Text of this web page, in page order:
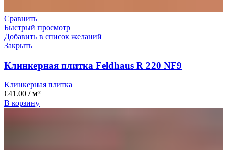
Сравнить
Быстрый просмотр
Добавить в список желаний
Закрыть
Клинкерная плитка Feldhaus R 220 NF9
Клинкерная плитка
€41.00 / м²
В корзину